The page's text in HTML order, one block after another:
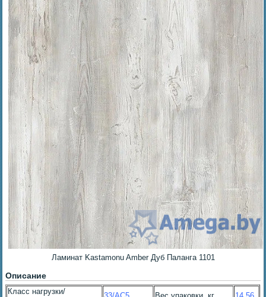
Ламинат Kastamonu Amber Дуб Паланга 1101
Описание
Класс нагрузки/